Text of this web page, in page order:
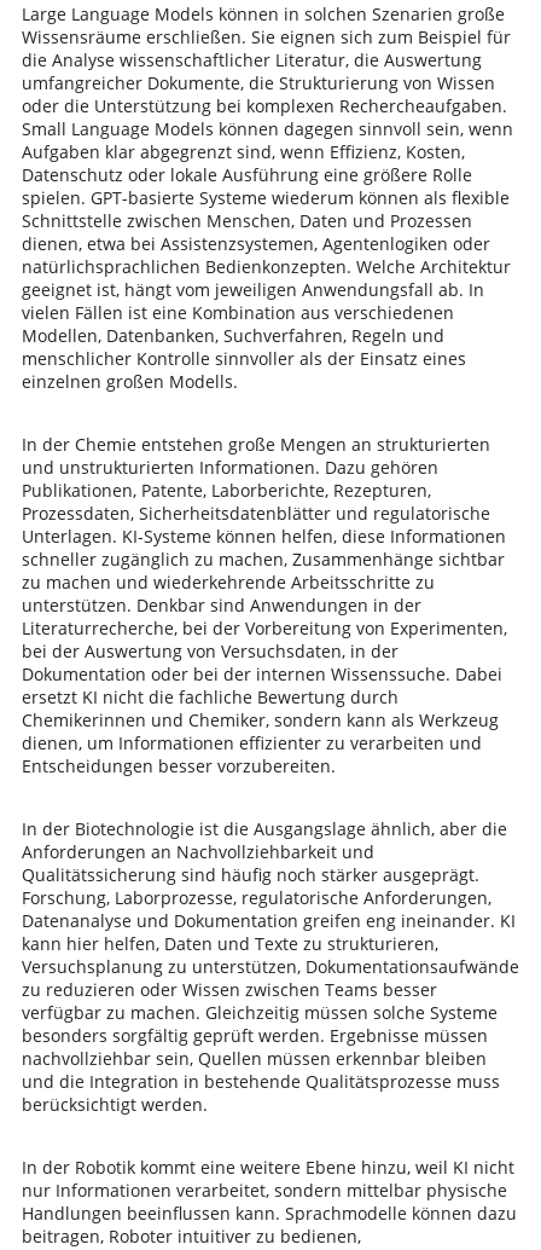
Large Language Models können in solchen Szenarien große
Wissensräume erschließen. Sie eignen sich zum Beispiel für
die Analyse wissenschaftlicher Literatur, die Auswertung
umfangreicher Dokumente, die Strukturierung von Wissen
oder die Unterstützung bei komplexen Rechercheaufgaben.
Small Language Models können dagegen sinnvoll sein, wenn
Aufgaben klar abgegrenzt sind, wenn Effizienz, Kosten,
Datenschutz oder lokale Ausführung eine größere Rolle
spielen. GPT-basierte Systeme wiederum können als flexible
Schnittstelle zwischen Menschen, Daten und Prozessen
dienen, etwa bei Assistenzsystemen, Agentenlogiken oder
natürlichsprachlichen Bedienkonzepten. Welche Architektur
geeignet ist, hängt vom jeweiligen Anwendungsfall ab. In
vielen Fällen ist eine Kombination aus verschiedenen
Modellen, Datenbanken, Suchverfahren, Regeln und
menschlicher Kontrolle sinnvoller als der Einsatz eines
einzelnen großen Modells.
In der Chemie entstehen große Mengen an strukturierten
und unstrukturierten Informationen. Dazu gehören
Publikationen, Patente, Laborberichte, Rezepturen,
Prozessdaten, Sicherheitsdatenblätter und regulatorische
Unterlagen. KI-Systeme können helfen, diese Informationen
schneller zugänglich zu machen, Zusammenhänge sichtbar
zu machen und wiederkehrende Arbeitsschritte zu
unterstützen. Denkbar sind Anwendungen in der
Literaturrecherche, bei der Vorbereitung von Experimenten,
bei der Auswertung von Versuchsdaten, in der
Dokumentation oder bei der internen Wissenssuche. Dabei
ersetzt KI nicht die fachliche Bewertung durch
Chemikerinnen und Chemiker, sondern kann als Werkzeug
dienen, um Informationen effizienter zu verarbeiten und
Entscheidungen besser vorzubereiten.
In der Biotechnologie ist die Ausgangslage ähnlich, aber die
Anforderungen an Nachvollziehbarkeit und
Qualitätssicherung sind häufig noch stärker ausgeprägt.
Forschung, Laborprozesse, regulatorische Anforderungen,
Datenanalyse und Dokumentation greifen eng ineinander. KI
kann hier helfen, Daten und Texte zu strukturieren,
Versuchsplanung zu unterstützen, Dokumentationsaufwände
zu reduzieren oder Wissen zwischen Teams besser
verfügbar zu machen. Gleichzeitig müssen solche Systeme
besonders sorgfältig geprüft werden. Ergebnisse müssen
nachvollziehbar sein, Quellen müssen erkennbar bleiben
und die Integration in bestehende Qualitätsprozesse muss
berücksichtigt werden.
In der Robotik kommt eine weitere Ebene hinzu, weil KI nicht
nur Informationen verarbeitet, sondern mittelbar physische
Handlungen beeinflussen kann. Sprachmodelle können dazu
beitragen, Roboter intuitiver zu bedienen,